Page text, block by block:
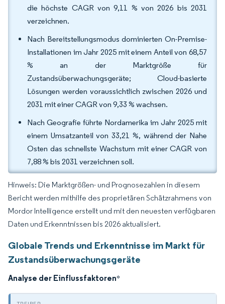
die höchste CAGR von 9,11 % von 2026 bis 2031
verzeichnen.
Nach Bereitstellungsmodus dominierten On-Premise-
Installationen im Jahr 2025 mit einem Anteil von 68,57
% an der Marktgröße für
Zustandsüberwachungsgeräte; Cloud-basierte
Lösungen werden voraussichtlich zwischen 2026 und
2031 mit einer CAGR von 9,33 % wachsen.
Nach Geografie führte Nordamerika im Jahr 2025 mit
einem Umsatzanteil von 33,21 %, während der Nahe
Osten das schnellste Wachstum mit einer CAGR von
7,88 % bis 2031 verzeichnen soll.
Hinweis: Die Marktgrößen- und Prognosezahlen in diesem
Bericht werden mithilfe des proprietären Schätzrahmens von
Mordor Intelligence erstellt und mit den neuesten verfügbaren
Daten und Erkenntnissen bis 2026 aktualisiert.
Globale Trends und Erkenntnisse im Markt für
Zustandsüberwachungsgeräte
Analyse der Einflussfaktoren*